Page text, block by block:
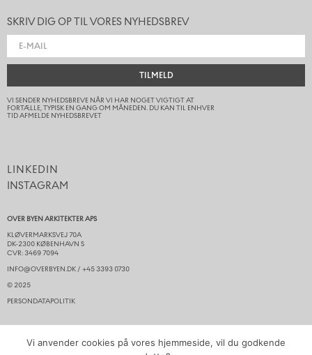
LINKEDIN
INSTAGRAM
SKRIV DIG OP TIL VORES NYHEDSBREV
TILMELD
VI SENDER NYHEDSBREVE NÅR VI HAR NOGET VIGTIGT AT
FORTÆLLE, TYPISK EN GANG OM MÅNEDEN. DU KAN TIL ENHVER
TID AFMELDE NYHEDSBREVET
OVER BYEN ARKITEKTER APS
KLØVERMARKSVEJ 70A
DK-2300 KØBENHAVN S
CVR: 3469 7094
INFO@OVERBYEN.DK / +45 3393 0730
© 2025​
PERSONDATAPOLITIK
Vi anvender cookies på vores hjemmeside, vil du godkende